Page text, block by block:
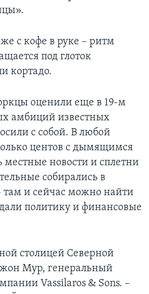
с кофе в руке – ритм
под глоток
кортадо.
оценили еще в 19-м
амбиций известных
с собой. В любой
центов с дымящимся
новости и сплетни
собирались в
и сейчас можно найти
политику и финансовые
столицей Северной
Мур, генеральный
Vassilaros & Sons. –